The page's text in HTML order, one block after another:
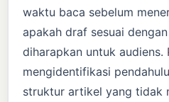
waktu baca sebelum
apakah draf sesuai
diharapkan untuk audiens.
mengidentifikasi
struktur artikel yang tidak